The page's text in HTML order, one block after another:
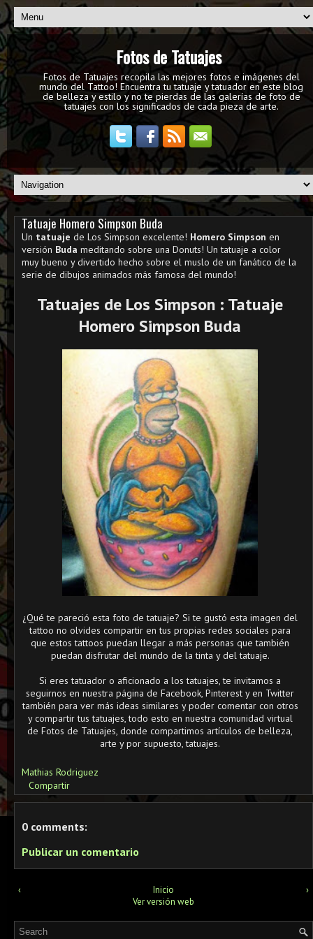
Fotos de Tatuajes
Fotos de Tatuajes recopila las mejores fotos e imágenes del
mundo del Tattoo! Encuentra tu tatuaje y tatuador en este blog
de belleza y estilo y no te pierdas de las galerías de foto de
tatuajes con los significados de cada pieza de arte.
Tatuaje Homero Simpson Buda
Un tatuaje de Los Simpson excelente! Homero Simpson en
versión Buda meditando sobre una Donuts! Un tatuaje a color
muy bueno y divertido hecho sobre el muslo de un fanático de la
serie de dibujos animados más famosa del mundo!
Tatuajes de Los Simpson : Tatuaje
Homero Simpson Buda
¿Qué te pareció esta foto de tatuaje? Si te gustó esta imagen del
tattoo no olvides compartir en tus propias redes sociales para
que estos tattoos puedan llegar a más personas que también
puedan disfrutar del mundo de la tinta y del tatuaje.
Si eres tatuador o aficionado a los tatuajes, te invitamos a
seguirnos en nuestra página de Facebook, Pinterest y en Twitter
también para ver más ideas similares y poder comentar con otros
y compartir tus tatuajes, todo esto en nuestra comunidad virtual
de Fotos de Tatuajes, donde compartimos artículos de belleza,
arte y por supuesto, tatuajes.
Mathias Rodriguez
Compartir
0 comments:
Publicar un comentario
‹ ›
Inicio
Ver versión web